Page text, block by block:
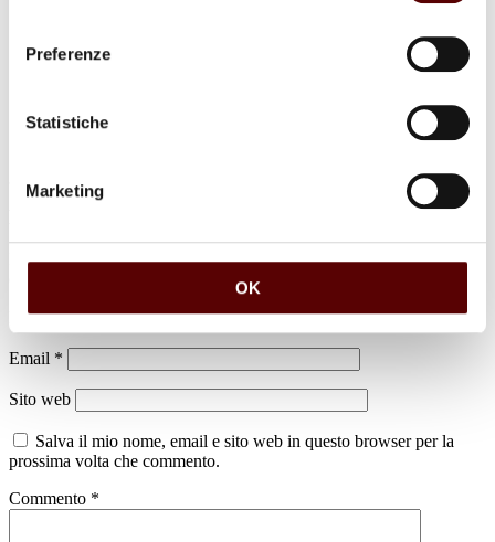
Preferenze
Statistiche
Marketing
OK
Il tuo indirizzo email non sarà pubblicato. I campi obbligatori sono
Nome*
Email *
Sito web
Salva il mio nome, email e sito web in questo browser per la
prossima volta che commento.
Commento *